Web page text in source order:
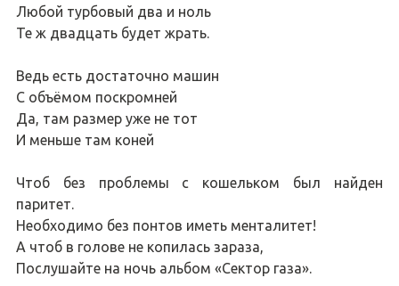
Любой турбовый два и ноль
Те ж двадцать будет жрать.
Ведь есть достаточно машин
С объёмом поскромней
Да, там размер уже не тот
И меньше там коней
Чтоб без проблемы с кошельком был найден
паритет.
Необходимо без понтов иметь менталитет!
А чтоб в голове не копилась зараза,
Послушайте на ночь альбом «Сектор газа».